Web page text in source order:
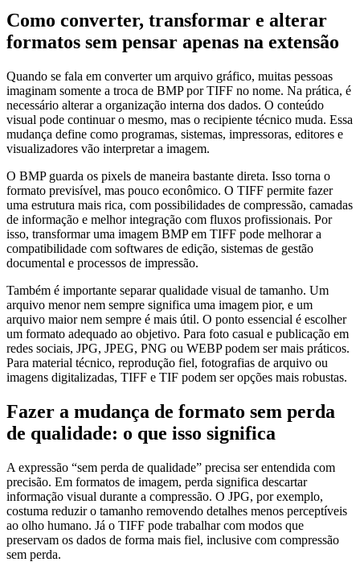
Como converter, transformar e alterar
formatos sem pensar apenas na extensão
Quando se fala em converter um arquivo gráfico, muitas pessoas
imaginam somente a troca de BMP por TIFF no nome. Na prática, é
necessário alterar a organização interna dos dados. O conteúdo
visual pode continuar o mesmo, mas o recipiente técnico muda. Essa
mudança define como programas, sistemas, impressoras, editores e
visualizadores vão interpretar a imagem.
O BMP guarda os pixels de maneira bastante direta. Isso torna o
formato previsível, mas pouco econômico. O TIFF permite fazer
uma estrutura mais rica, com possibilidades de compressão, camadas
de informação e melhor integração com fluxos profissionais. Por
isso, transformar uma imagem BMP em TIFF pode melhorar a
compatibilidade com softwares de edição, sistemas de gestão
documental e processos de impressão.
Também é importante separar qualidade visual de tamanho. Um
arquivo menor nem sempre significa uma imagem pior, e um
arquivo maior nem sempre é mais útil. O ponto essencial é escolher
um formato adequado ao objetivo. Para foto casual e publicação em
redes sociais, JPG, JPEG, PNG ou WEBP podem ser mais práticos.
Para material técnico, reprodução fiel, fotografias de arquivo ou
imagens digitalizadas, TIFF e TIF podem ser opções mais robustas.
Fazer a mudança de formato sem perda
de qualidade: o que isso significa
A expressão “sem perda de qualidade” precisa ser entendida com
precisão. Em formatos de imagem, perda significa descartar
informação visual durante a compressão. O JPG, por exemplo,
costuma reduzir o tamanho removendo detalhes menos perceptíveis
ao olho humano. Já o TIFF pode trabalhar com modos que
preservam os dados de forma mais fiel, inclusive com compressão
sem perda.